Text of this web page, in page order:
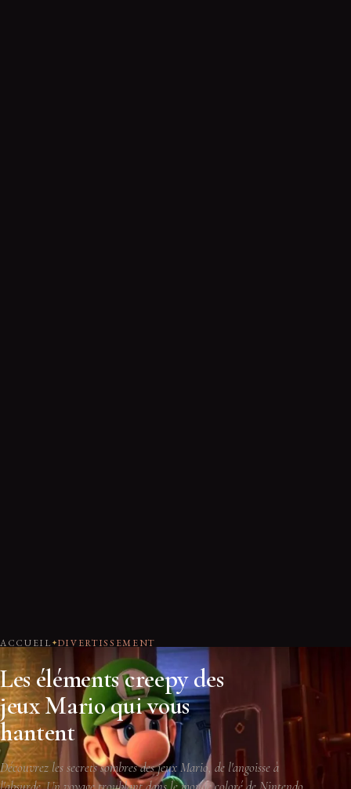
ACCUEIL DIVERTISSEMENT
Les éléments creepy des
jeux Mario qui vous
hantent
Découvrez les secrets sombres des jeux Mario, de l'angoisse à